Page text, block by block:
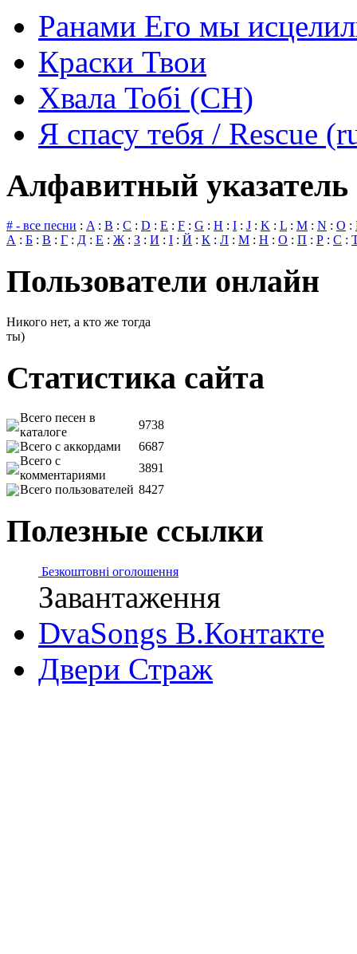
Ранами Его мы
Краски Твои
Хвала Тобі (СН)
Я спасу тебя / Rescue
Алфавитный указатель
# - все песни : A : B : C : D : E : F : G : H : I : J : K : L : M : N : O :
А : Б : В : Г : Д : Е : Ж : З : И : І : Й : К : Л : М : Н : О : П : Р : С :
Пользователи онлайн
Никого нет, а кто же тогда
ты)
Статистика сайта
Всего песен в
каталоге
9738
Всего с аккордами
6687
Всего с
комментариями
3891
Всего пользователей 8427
Полезные ссылки
Безкоштовні оголошення
Завантаження
DvaSongs В.Контакте
Двери Страж